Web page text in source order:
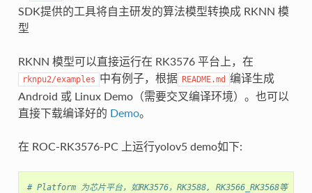
SDK提供的工具将自主研发的算法模型转换成 RKNN 模
型
RKNN 模型可以直接运行在 RK3576 平台上，在
rknpu2/examples 中有例子，根据 README.md 编译生成
Android 或 Linux Demo（需要交叉编译环境）。也可以
直接下载编译好的 Demo。
在 ROC-RK3576-PC 上运行yolov5 demo如下:
# Platform 为芯片平台，如RK3576，RK3588, RK3566_RK3568等